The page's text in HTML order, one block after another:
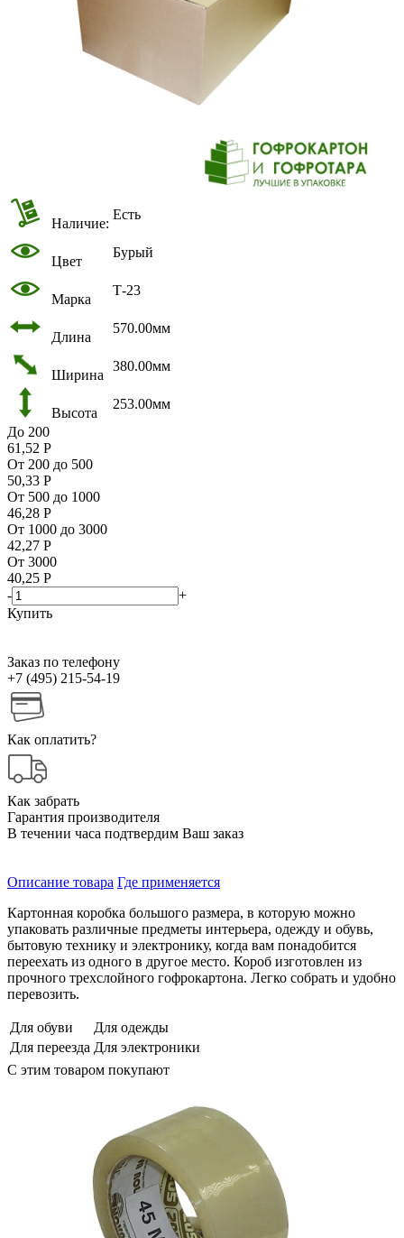
Наличие:
Есть
Цвет
Бурый
Марка
Т-23
Длина
570.00мм
Ширина
380.00мм
Высота
253.00мм
До 200
61,52 Р
От 200 до 500
50,33 Р
От 500 до 1000
46,28 Р
От 1000 до 3000
42,27 Р
От 3000
40,25 Р
-
+
Купить
Заказ по телефону
+7 (495) 215-54-19
Как оплатить?
Как забрать
Гарантия производителя
В течении часа подтвердим Ваш заказ
Описание товара Где применяется
Картонная коробка большого размера, в которую можно
упаковать различные предметы интерьера, одежду и обувь,
бытовую технику и электронику, когда вам понадобится
переехать из одного в другое место. Короб изготовлен из
прочного трехслойного гофрокартона. Легко собрать и удобно
перевозить.
Для обуви
Для одежды
Для переезда Для электроники
С этим товаром покупают